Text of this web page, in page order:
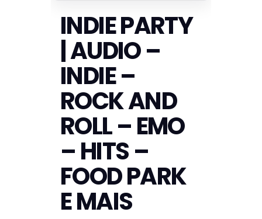
INDIE PARTY
| AUDIO –
INDIE –
ROCK AND
ROLL – EMO
– HITS –
FOOD PARK
E MAIS